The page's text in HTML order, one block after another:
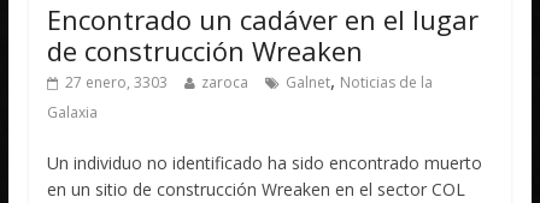
Encontrado un cadáver en el lugar
de construcción Wreaken
27 enero, 3303 zaroca Galnet, Noticias de la
Galaxia
Un individuo no identificado ha sido encontrado muerto
en un sitio de construcción Wreaken en el sector COL